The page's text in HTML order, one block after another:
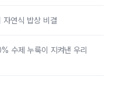
자연식 밥상 비결
수제 누룩이 지켜낸 우리